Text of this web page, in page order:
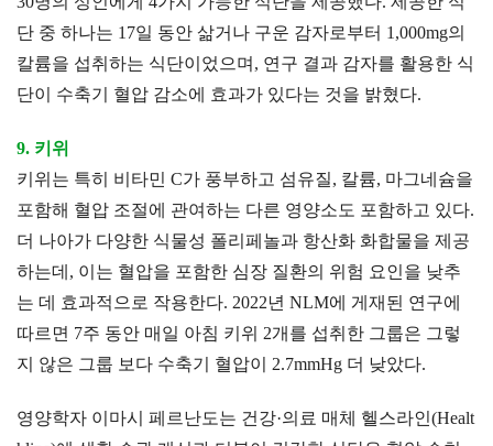
단 중 하나는 17일 동안 삶거나 구운 감자로부터 1,000mg의
칼륨을 섭취하는 식단이었으며, 연구 결과 감자를 활용한 식
단이 수축기 혈압 감소에 효과가 있다는 것을 밝혔다.
9. 키위
키위는 특히 비타민 C가 풍부하고 섬유질, 칼륨, 마그네슘을
포함해 혈압 조절에 관여하는 다른 영양소도 포함하고 있다.
더 나아가 다양한 식물성 폴리페놀과 항산화 화합물을 제공
하는데, 이는 혈압을 포함한 심장 질환의 위험 요인을 낮추
는 데 효과적으로 작용한다. 2022년 NLM에 게재된 연구에
따르면 7주 동안 매일 아침 키위 2개를 섭취한 그룹은 그렇
지 않은 그룹 보다 수축기 혈압이 2.7mmHg 더 낮았다.
영양학자 이마시 페르난도는 건강·의료 매체 헬스라인(Healt